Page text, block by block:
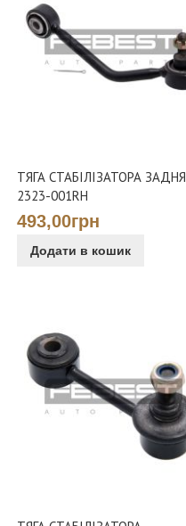
ТЯГА СТАБІЛІЗАТОРА ЗАДНЯ
2323-001RH
493,00грн
Додати в кошик